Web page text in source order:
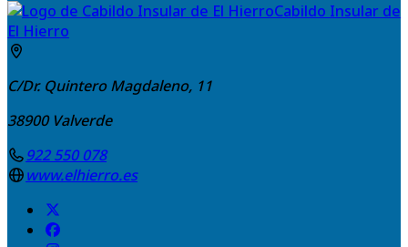
Cabildo Insular de
El Hierro
C/Dr. Quintero Magdaleno, 11
38900 Valverde
922 550 078
www.elhierro.es